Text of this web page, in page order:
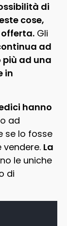
di
cose,
Gli
ad
più ad una
in
hanno
ad
se lo fosse
vendere. La
le uniche
di